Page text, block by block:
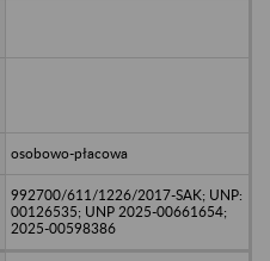
osobowo-płacowa
992700/611/1226/2017-SAK; UNP:
00126535; UNP 2025-00661654;
2025-00598386